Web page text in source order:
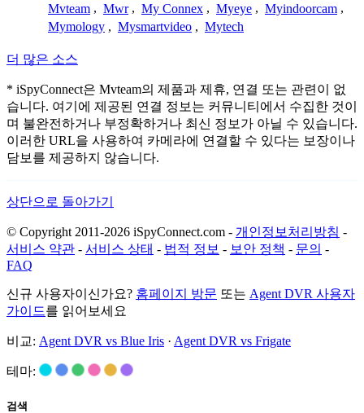
Mvteam , Mwr , My Connex , Myeye , Myindoorcam ,
Mymology , Mysmartvideo , Mytech
더 많은 소스
* iSpyConnect은 Mvteam의 제품과 제휴, 연결 또는 관련이 없
습니다. 여기에 제공된 연결 정보는 커뮤니티에서 수집한 것이
며 불완전하거나 부정확하거나 최신 정보가 아닐 수 있습니다.
이러한 URL을 사용하여 카메라에 연결할 수 있다는 보장이나
담보를 제공하지 않습니다.
상단으로 돌아가기
© Copyright 2011-2026 iSpyConnect.com - 개인정보처리방침 -
서비스 약관 - 서비스 상태 - 법적 정보 - 보안 정책 - 문의 -
FAQ
신규 사용자이신가요? 홈페이지 방문 또는 Agent DVR 사용자
가이드를 읽어보세요
비교: Agent DVR vs Blue Iris · Agent DVR vs Frigate
테마:
검색